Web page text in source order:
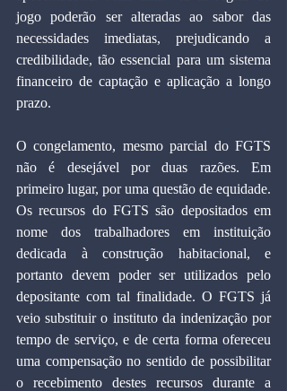
jogo poderão ser alteradas ao sabor das
necessidades imediatas, prejudicando a
credibilidade, tão essencial para um sistema
financeiro de captação e aplicação a longo
prazo.
O congelamento, mesmo parcial do FGTS
não é desejável por duas razões. Em
primeiro lugar, por uma questão de equidade.
Os recursos do FGTS são depositados em
nome dos trabalhadores em instituição
dedicada à construção habitacional, e
portanto devem poder ser utilizados pelo
depositante com tal finalidade. O FGTS já
veio substituir o instituto da indenização por
tempo de serviço, e de certa forma ofereceu
uma compensação no sentido de possibilitar
o recebimento destes recursos durante a